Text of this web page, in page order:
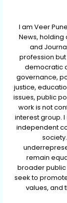
I am Veer
News, holding
and
profession
democratic
governance,
justice,
issues, public
work is not
interest group.
independent
remain
broader public
seek to
values, and